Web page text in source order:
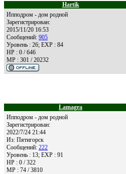
Hartik
Ипподром - дом родной
Зарегистрирован:
2015/11/20 16:53
Сообщений: 905
Уровень : 26; EXP : 84
HP : 0 / 646
MP : 301 / 20232
Lamagra
Ипподром - дом родной
Зарегистрирован:
2022/7/24 21:44
Из: Пятигорск
Сообщений: 222
Уровень : 13; EXP : 91
HP : 0 / 322
MP : 74 / 3810